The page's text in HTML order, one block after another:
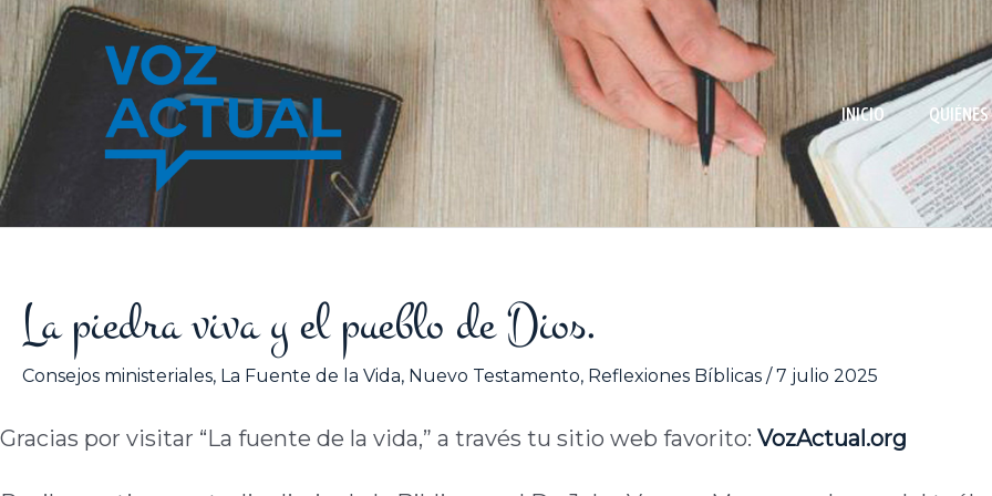
contenido
INICIO
La piedra viva y el pueblo de Dios.
Consejos ministeriales, La Fuente de la Vida, Nuevo Testamento, Reflexiones Bíblicas /7 julio 2025
Gracias por visitar “La fuente de la vida,” a través tu sitio web favorito: VozActual.org